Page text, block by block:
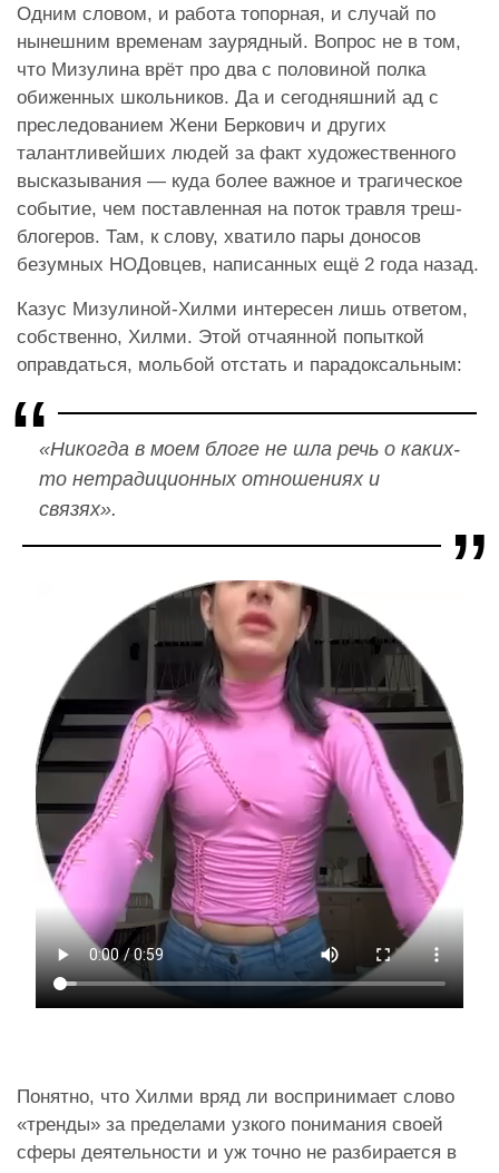
Одним словом, и работа топорная, и случай по
нынешним временам заурядный. Вопрос не в том,
что Мизулина врёт про два с половиной полка
обиженных школьников. Да и сегодняшний ад с
преследованием Жени Беркович и других
талантливейших людей за факт художественного
высказывания — куда более важное и трагическое
событие, чем поставленная на поток травля треш-
блогеров. Там, к слову, хватило пары доносов
безумных НОДовцев, написанных ещё 2 года назад.
Казус Мизулиной-Хилми интересен лишь ответом,
собственно, Хилми. Этой отчаянной попыткой
оправдаться, мольбой отстать и парадоксальным:
«Никогда в моем блоге не шла речь о каких-
то нетрадиционных отношениях и
связях».
Понятно, что Хилми вряд ли воспринимает слово
«тренды» за пределами узкого понимания своей
сферы деятельности и уж точно не разбирается в